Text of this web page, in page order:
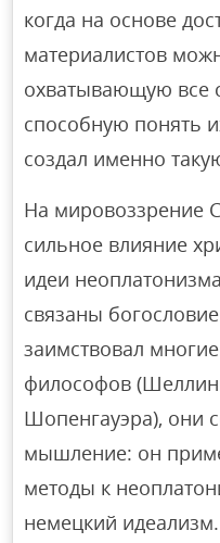
когда на основе
материалистов
охватывающую все
способную понять
создал именно
На мировоззрение
сильное влияние
идеи
связаны
заимствовал
философов
Шопенгауэра), они
мышление: он
методы к
немецкий идеализм.